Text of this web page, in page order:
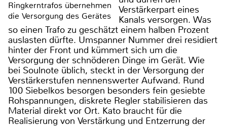
Ringkerntrafos übernehmen
die Versorgung des Gerätes
Verstärkerpart eines
Kanals versorgen. Was
so einen Trafo zu geschätzt einem halben Prozent
auslasten dürfte. Umspanner Nummer drei residiert
hinter der Front und kümmert sich um die
Versorgung der schnöderen Dinge im Gerät. Wie
bei Soulnote üblich, steckt in der Versorgung der
Verstärkerstufen nennenswerter Aufwand. Rund
100 Siebelkos besorgen besonders fein gesiebte
Rohspannungen, diskrete Regler stabilisieren das
Material direkt vor Ort. Kato braucht für die
Realisierung von Verstärkung und Entzerrung der